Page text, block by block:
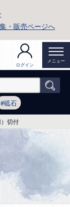
・販売ページへ
ログイン
メニュー
砥石
切付